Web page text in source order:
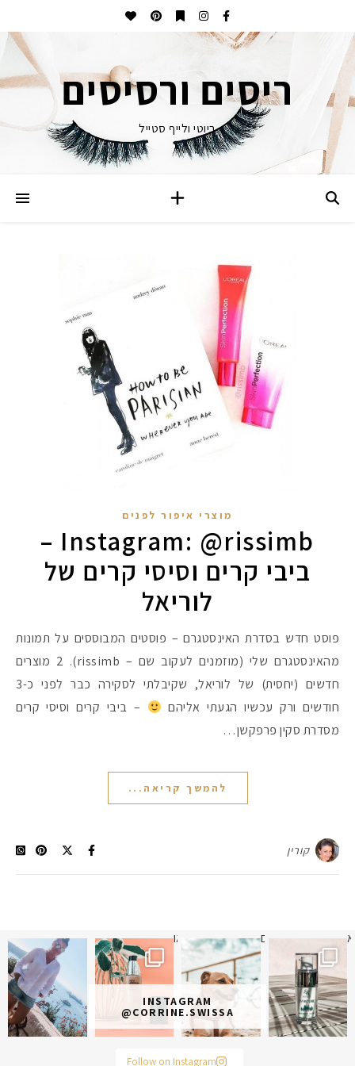
ריסים ורסיסים
ביוטי ולייף סטייל
מוצרי איפור לפנים
Instagram: @rissimb –
ביבי קרים וסיסי קרים של
לוריאל
פוסט חדש בסדרת האינסטגרם – פוסטים המבוססים על תמונות
מהאינסטגרם שלי (מוזמנים לעקוב שם – rissimb). 2 מוצרים
חדשים (יחסית) של לוריאל, שקיבלתי לסקירה כבר לפני כ-3
חודשים ורק עכשיו הגעתי אליהם
– ביבי קרים וסיסי קרים
מסדרת סקין פרפקשן…
להמשך קריאה...
קורין
INSTAGRAM
@CORRINE.SWISSA
תמונה כבר חודשיים
איזו אהבתם יותר? הראשונה או
Follow on Instagram